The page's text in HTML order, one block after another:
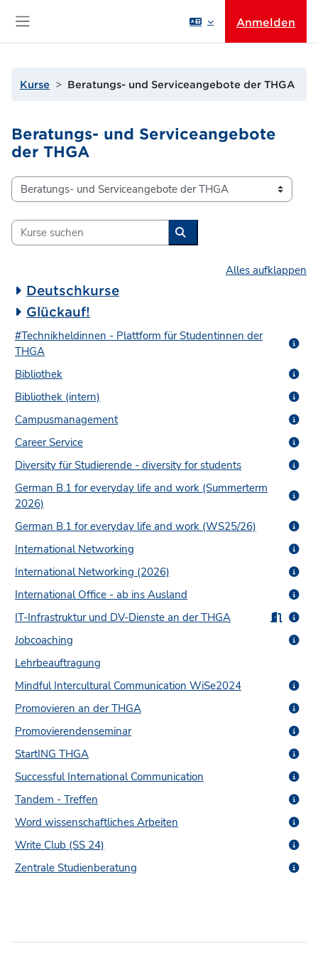
Anmelden
Kurse Beratungs- und Serviceangebote der THGA
Beratungs- und Serviceangebote
der THGA
Kursbereiche
Kurse suchen
Kurse suchen
Alles aufklappen
Deutschkurse
Glückauf!
#Technikheldinnen - Plattform für Studentinnen der
THGA
Bibliothek
Bibliothek (intern)
Campusmanagement
Career Service
Diversity für Studierende - diversity for students
German B.1 for everyday life and work (Summerterm
2026)
German B.1 for everyday life and work (WS25/26)
International Networking
International Networking (2026)
International Office - ab ins Ausland
IT-Infrastruktur und DV-Dienste an der THGA
Jobcoaching
Lehrbeauftragung
Mindful Intercultural Communication WiSe2024
Promovieren an der THGA
Promovierendenseminar
StartING THGA
Successful International Communication
Tandem - Treffen
Word wissenschaftliches Arbeiten
Write Club (SS 24)
Zentrale Studienberatung